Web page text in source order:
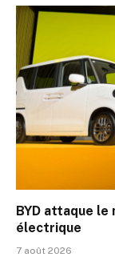
BYD attaque le
électrique
7 août 2026